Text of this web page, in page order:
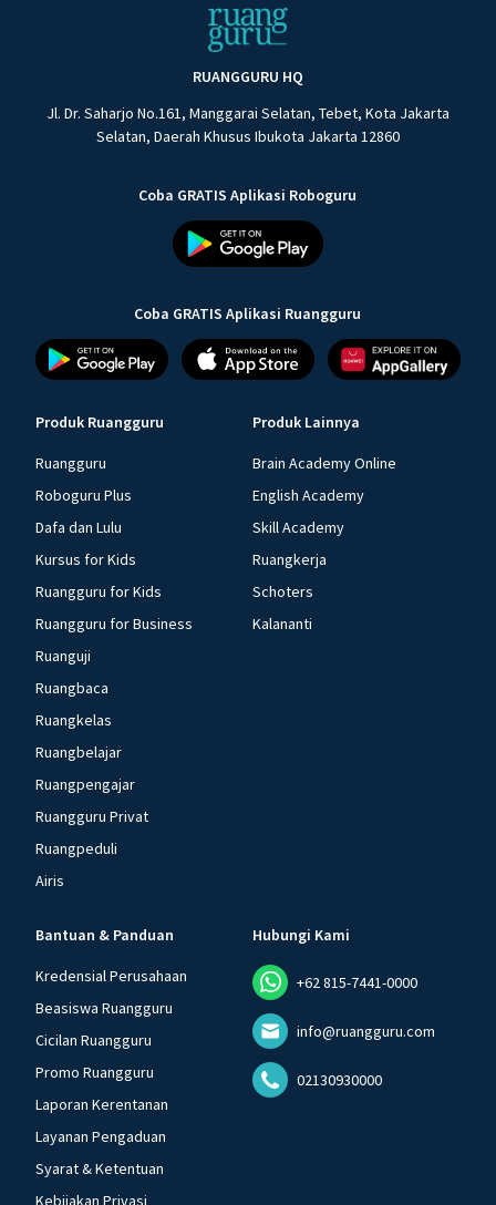
RUANGGURU HQ
Jl. Dr. Saharjo No.161, Manggarai Selatan, Tebet, Kota Jakarta
Selatan, Daerah Khusus Ibukota Jakarta 12860
Coba GRATIS Aplikasi Roboguru
Coba GRATIS Aplikasi Ruangguru
Produk Ruangguru
Ruangguru
Roboguru Plus
Dafa dan Lulu
Kursus for Kids
Ruangguru for Kids
Ruangguru for Business
Ruanguji
Ruangbaca
Ruangkelas
Ruangbelajar
Ruangpengajar
Ruangguru Privat
Ruangpeduli
Airis
Produk Lainnya
Brain Academy Online
English Academy
Skill Academy
Ruangkerja
Schoters
Kalananti
Bantuan & Panduan
Kredensial Perusahaan
Beasiswa Ruangguru
Cicilan Ruangguru
Promo Ruangguru
Laporan Kerentanan
Layanan Pengaduan
Syarat & Ketentuan
Kebijakan Privasi
Hubungi Kami
+62 815-7441-0000
info@ruangguru.com
02130930000